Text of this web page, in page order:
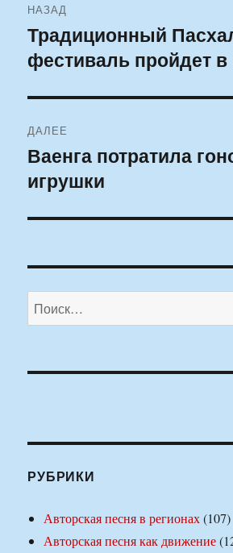
по
записям
НАЗАД
Предыдущая
запись:
Традиционный
фестиваль пройдет в
ДАЛЕЕ
Следующая
запись:
Ваенга потратила
игрушки
Искать:
РУБРИКИ
Авторская песня в регионах(107)
Авторская песня как движение